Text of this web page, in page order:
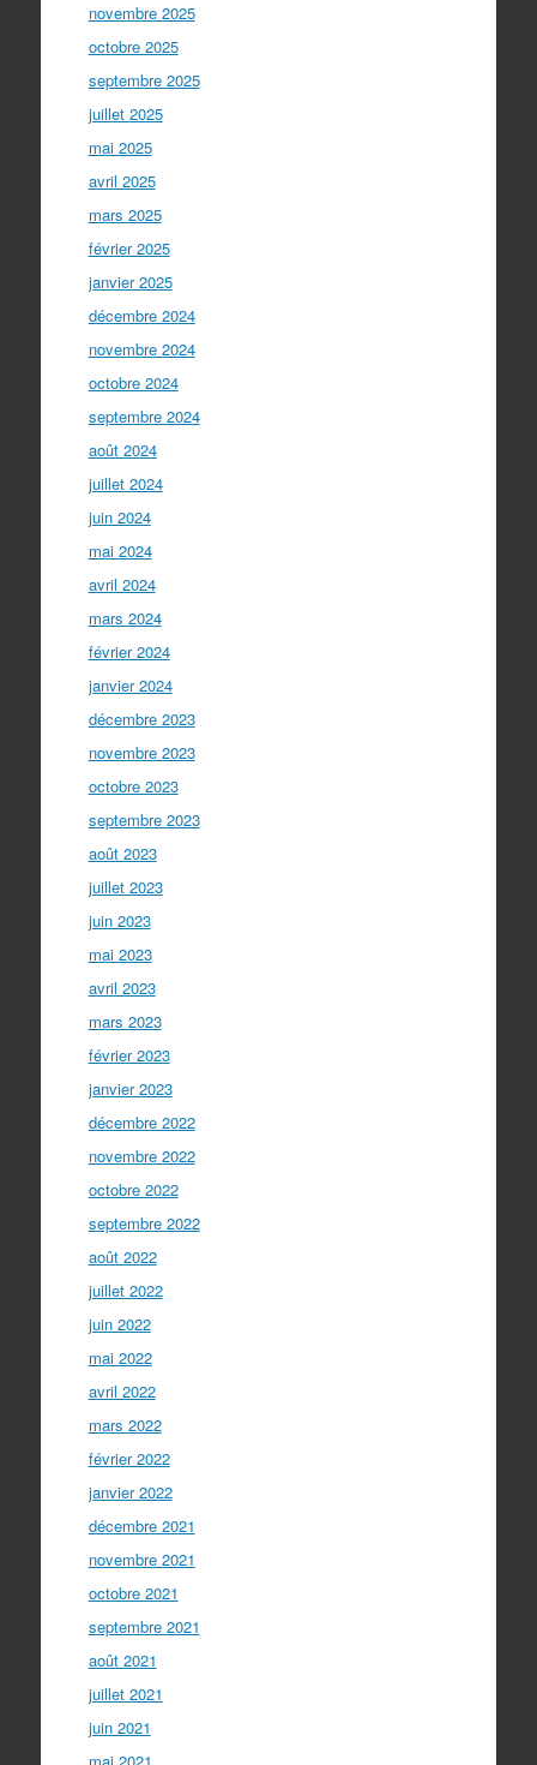
novembre 2025
octobre 2025
septembre 2025
juillet 2025
mai 2025
avril 2025
mars 2025
février 2025
janvier 2025
décembre 2024
novembre 2024
octobre 2024
septembre 2024
août 2024
juillet 2024
juin 2024
mai 2024
avril 2024
mars 2024
février 2024
janvier 2024
décembre 2023
novembre 2023
octobre 2023
septembre 2023
août 2023
juillet 2023
juin 2023
mai 2023
avril 2023
mars 2023
février 2023
janvier 2023
décembre 2022
novembre 2022
octobre 2022
septembre 2022
août 2022
juillet 2022
juin 2022
mai 2022
avril 2022
mars 2022
février 2022
janvier 2022
décembre 2021
novembre 2021
octobre 2021
septembre 2021
août 2021
juillet 2021
juin 2021